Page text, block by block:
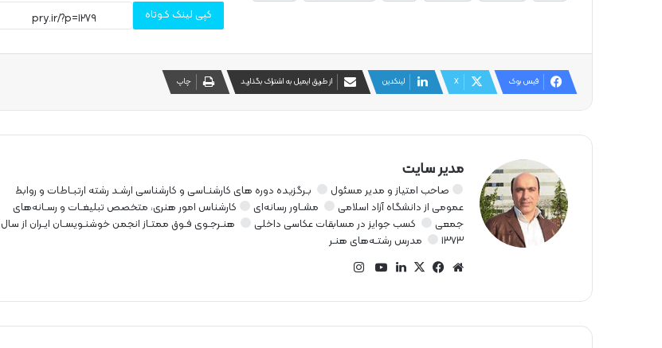
کپی لینک کـوتاه
فیس بوک X لینکدین از طریق ایمیل به اشتراک بگذارید چاپ
مدیر سایت
صاحب امتیاز و مدیر مسئول
بـرگزیده دوره های کارشنـاسی و کارشناسی ارشـد رشته ارتبـاطات و روابط
عمومی از دانشگاه آزاد اسلامی
مشـاور رسانه‌ای
کارشناس امور هنری، متخصص تبلیغـات و رسـانه‌های
جمعی
کسب جوایز در مسابقات عکاسی داخلی
هنـرجـوی فـوق ممتـاز انجمن خوشنـویسـان ایـران از سال
۱۳۷۳
مدرس رشتـه‌های هنـر
ا
ی
ی
س
ی
ن
و
ت
ن
س